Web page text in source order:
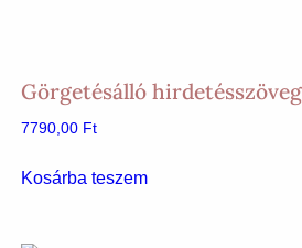
Görgetésálló
7790,00 Ft
Kosárba teszem